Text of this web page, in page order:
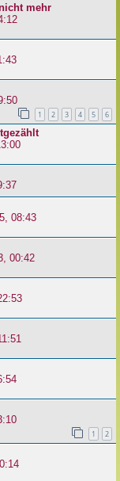
mehr
1 2 3 4 5 6
08:43
00:42
1 2